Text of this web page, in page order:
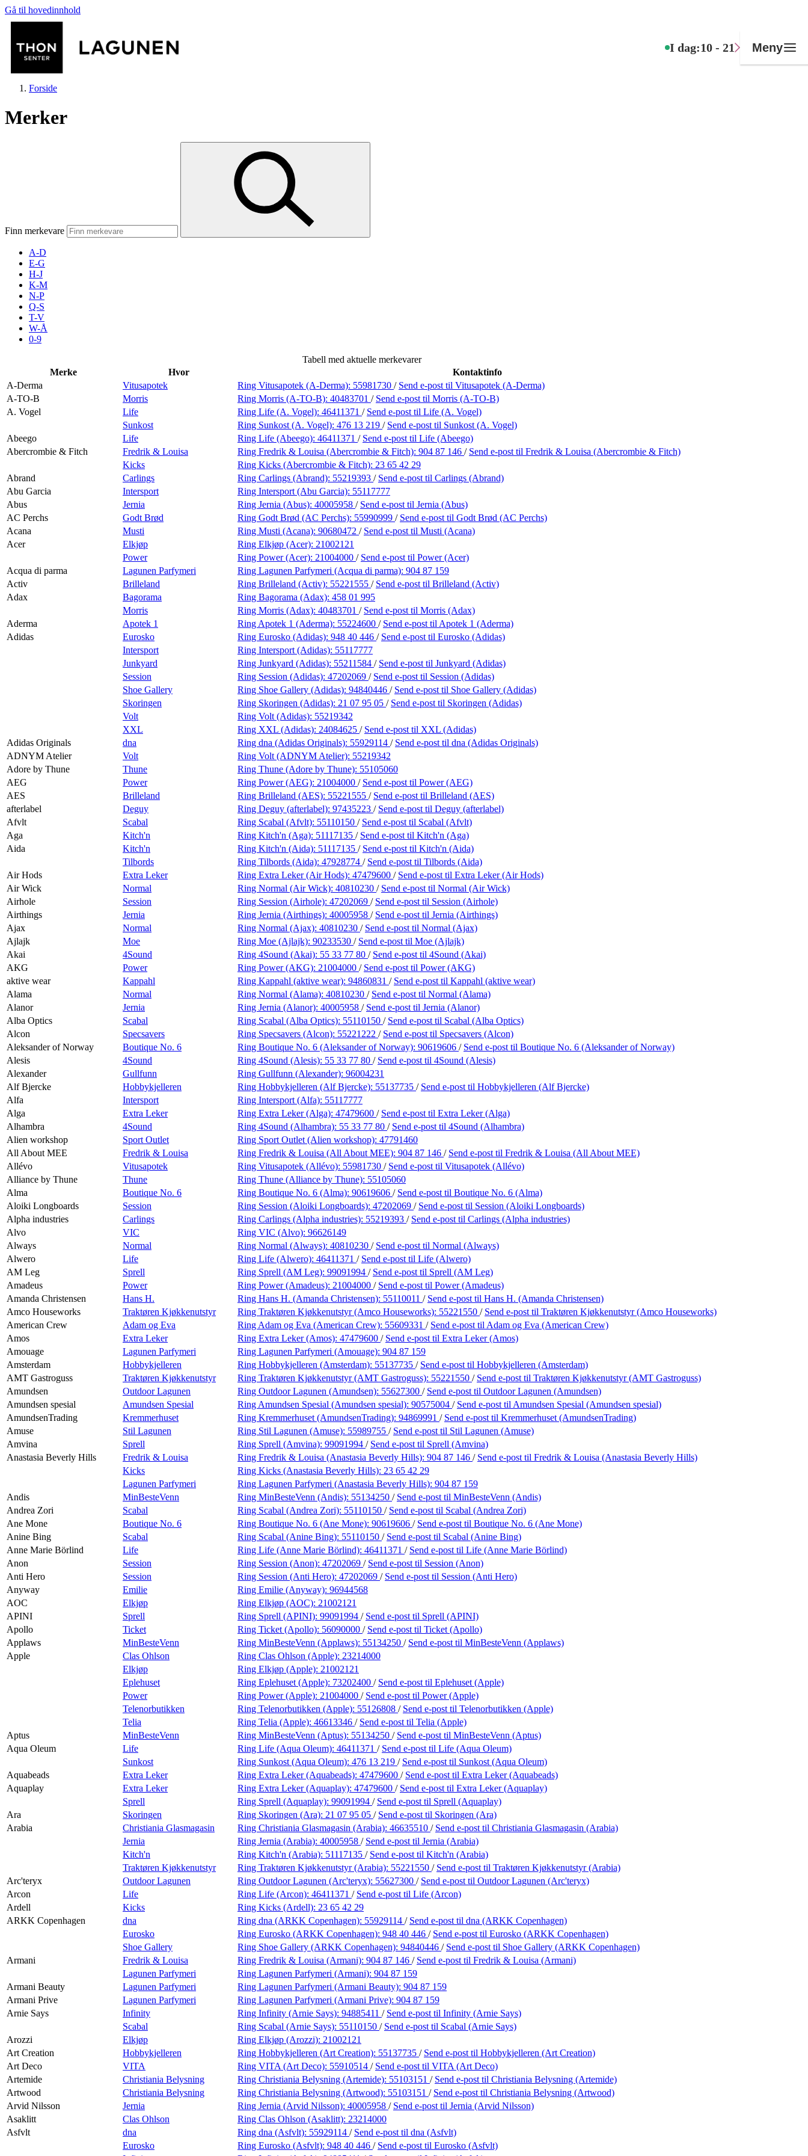
Gå til hovedinnhold
I dag:10 - 21 Meny
Mat og drikke
Inspirasjon
Praktisk informasjon
Ledige stillinger
Magasin
Personal Shopper
Forside
Merker
Finn merkevare
A-D
E-G
H-J
K-M
N-P
Q-S
T-V
W-Å
0-9
Tabell med aktuelle merkevarer
Merke
Hvor
Kontaktinfo
A-Derma
Vitusapotek Ring Vitusapotek (A-Derma): 55981730 / Send e-post til Vitusapotek (A-Derma)
A-TO-B
Morris Ring Morris (A-TO-B): 40483701 / Send e-post til Morris (A-TO-B)
A. Vogel
Life Ring Life (A. Vogel): 46411371 / Send e-post til Life (A. Vogel)
Sunkost
Ring Sunkost (A. Vogel): 476 13 219 / Send e-post til Sunkost (A. Vogel)
Abeego
Life Ring Life (Abeego): 46411371 / Send e-post til Life (Abeego)
Abercrombie & Fitch
Fredrik & Louisa Ring Fredrik & Louisa (Abercrombie & Fitch): 904 87 146 / Send e-post til Fredrik & Louisa (Abercrombie & Fitch)
Kicks
Ring Kicks (Abercrombie & Fitch): 23 65 42 29
Abrand
Carlings Ring Carlings (Abrand): 55219393 / Send e-post til Carlings (Abrand)
Abu Garcia
Intersport Ring Intersport (Abu Garcia): 55117777
Abus
Jernia Ring Jernia (Abus): 40005958 / Send e-post til Jernia (Abus)
AC Perchs
Godt Brød Ring Godt Brød (AC Perchs): 55990999 / Send e-post til Godt Brød (AC Perchs)
Acana
Musti Ring Musti (Acana): 90680472 / Send e-post til Musti (Acana)
Acer
Elkjøp Ring Elkjøp (Acer): 21002121
Power
Ring Power (Acer): 21004000 / Send e-post til Power (Acer)
Acqua di parma
Lagunen Parfymeri Ring Lagunen Parfymeri (Acqua di parma): 904 87 159
Activ
Brilleland Ring Brilleland (Activ): 55221555 / Send e-post til Brilleland (Activ)
Adax
Bagorama Ring Bagorama (Adax): 458 01 995
Morris
Ring Morris (Adax): 40483701 / Send e-post til Morris (Adax)
Aderma
Apotek 1 Ring Apotek 1 (Aderma): 55224600 / Send e-post til Apotek 1 (Aderma)
Adidas
Eurosko Ring Eurosko (Adidas): 948 40 446 / Send e-post til Eurosko (Adidas)
Intersport
Ring Intersport (Adidas): 55117777
Junkyard
Ring Junkyard (Adidas): 55211584 / Send e-post til Junkyard (Adidas)
Session
Ring Session (Adidas): 47202069 / Send e-post til Session (Adidas)
Shoe Gallery
Ring Shoe Gallery (Adidas): 94840446 / Send e-post til Shoe Gallery (Adidas)
Skoringen
Ring Skoringen (Adidas): 21 07 95 05 / Send e-post til Skoringen (Adidas)
Volt
Ring Volt (Adidas): 55219342
XXL
Ring XXL (Adidas): 24084625 / Send e-post til XXL (Adidas)
Adidas Originals
dna Ring dna (Adidas Originals): 55929114 / Send e-post til dna (Adidas Originals)
ADNYM Atelier
Volt Ring Volt (ADNYM Atelier): 55219342
Adore by Thune
Thune Ring Thune (Adore by Thune): 55105060
AEG
Power Ring Power (AEG): 21004000 / Send e-post til Power (AEG)
AES
Brilleland Ring Brilleland (AES): 55221555 / Send e-post til Brilleland (AES)
afterlabel
Deguy Ring Deguy (afterlabel): 97435223 / Send e-post til Deguy (afterlabel)
Afvlt
Scabal Ring Scabal (Afvlt): 55110150 / Send e-post til Scabal (Afvlt)
Aga
Kitch'n Ring Kitch'n (Aga): 51117135 / Send e-post til Kitch'n (Aga)
Aida
Kitch'n Ring Kitch'n (Aida): 51117135 / Send e-post til Kitch'n (Aida)
Tilbords
Ring Tilbords (Aida): 47928774 / Send e-post til Tilbords (Aida)
Air Hods
Extra Leker Ring Extra Leker (Air Hods): 47479600 / Send e-post til Extra Leker (Air Hods)
Air Wick
Normal Ring Normal (Air Wick): 40810230 / Send e-post til Normal (Air Wick)
Airhole
Session Ring Session (Airhole): 47202069 / Send e-post til Session (Airhole)
Airthings
Jernia Ring Jernia (Airthings): 40005958 / Send e-post til Jernia (Airthings)
Ajax
Normal Ring Normal (Ajax): 40810230 / Send e-post til Normal (Ajax)
Ajlajk
Moe Ring Moe (Ajlajk): 90233530 / Send e-post til Moe (Ajlajk)
Akai
4Sound Ring 4Sound (Akai): 55 33 77 80 / Send e-post til 4Sound (Akai)
AKG
Power Ring Power (AKG): 21004000 / Send e-post til Power (AKG)
aktive wear
Kappahl Ring Kappahl (aktive wear): 94860831 / Send e-post til Kappahl (aktive wear)
Alama
Normal Ring Normal (Alama): 40810230 / Send e-post til Normal (Alama)
Alanor
Jernia Ring Jernia (Alanor): 40005958 / Send e-post til Jernia (Alanor)
Alba Optics
Scabal Ring Scabal (Alba Optics): 55110150 / Send e-post til Scabal (Alba Optics)
Alcon
Specsavers Ring Specsavers (Alcon): 55221222 / Send e-post til Specsavers (Alcon)
Aleksander of Norway
Boutique No. 6 Ring Boutique No. 6 (Aleksander of Norway): 90619606 / Send e-post til Boutique No. 6 (Aleksander of Norway)
Alesis
4Sound Ring 4Sound (Alesis): 55 33 77 80 / Send e-post til 4Sound (Alesis)
Alexander
Gullfunn Ring Gullfunn (Alexander): 96004231
Alf Bjercke
Hobbykjelleren Ring Hobbykjelleren (Alf Bjercke): 55137735 / Send e-post til Hobbykjelleren (Alf Bjercke)
Alfa
Intersport Ring Intersport (Alfa): 55117777
Alga
Extra Leker Ring Extra Leker (Alga): 47479600 / Send e-post til Extra Leker (Alga)
Alhambra
4Sound Ring 4Sound (Alhambra): 55 33 77 80 / Send e-post til 4Sound (Alhambra)
Alien workshop
Sport Outlet Ring Sport Outlet (Alien workshop): 47791460
All About MEE
Fredrik & Louisa Ring Fredrik & Louisa (All About MEE): 904 87 146 / Send e-post til Fredrik & Louisa (All About MEE)
Allévo
Vitusapotek Ring Vitusapotek (Allévo): 55981730 / Send e-post til Vitusapotek (Allévo)
Alliance by Thune
Thune Ring Thune (Alliance by Thune): 55105060
Alma
Boutique No. 6 Ring Boutique No. 6 (Alma): 90619606 / Send e-post til Boutique No. 6 (Alma)
Aloiki Longboards
Session Ring Session (Aloiki Longboards): 47202069 / Send e-post til Session (Aloiki Longboards)
Alpha industries
Carlings Ring Carlings (Alpha industries): 55219393 / Send e-post til Carlings (Alpha industries)
Alvo
VIC Ring VIC (Alvo): 96626149
Always
Normal Ring Normal (Always): 40810230 / Send e-post til Normal (Always)
Alwero
Life Ring Life (Alwero): 46411371 / Send e-post til Life (Alwero)
AM Leg
Sprell Ring Sprell (AM Leg): 99091994 / Send e-post til Sprell (AM Leg)
Amadeus
Power Ring Power (Amadeus): 21004000 / Send e-post til Power (Amadeus)
Amanda Christensen
Hans H. Ring Hans H. (Amanda Christensen): 55110011 / Send e-post til Hans H. (Amanda Christensen)
Amco Houseworks
Traktøren Kjøkkenutstyr Ring Traktøren Kjøkkenutstyr (Amco Houseworks): 55221550 / Send e-post til Traktøren Kjøkkenutstyr (Amco Houseworks)
American Crew
Adam og Eva Ring Adam og Eva (American Crew): 55609331 / Send e-post til Adam og Eva (American Crew)
Amos
Extra Leker Ring Extra Leker (Amos): 47479600 / Send e-post til Extra Leker (Amos)
Amouage
Lagunen Parfymeri Ring Lagunen Parfymeri (Amouage): 904 87 159
Amsterdam
Hobbykjelleren Ring Hobbykjelleren (Amsterdam): 55137735 / Send e-post til Hobbykjelleren (Amsterdam)
AMT Gastroguss
Traktøren Kjøkkenutstyr Ring Traktøren Kjøkkenutstyr (AMT Gastroguss): 55221550 / Send e-post til Traktøren Kjøkkenutstyr (AMT Gastroguss)
Amundsen
Outdoor Lagunen Ring Outdoor Lagunen (Amundsen): 55627300 / Send e-post til Outdoor Lagunen (Amundsen)
Amundsen spesial
Amundsen Spesial Ring Amundsen Spesial (Amundsen spesial): 90575004 / Send e-post til Amundsen Spesial (Amundsen spesial)
AmundsenTrading
Kremmerhuset Ring Kremmerhuset (AmundsenTrading): 94869991 / Send e-post til Kremmerhuset (AmundsenTrading)
Amuse
Stil Lagunen Ring Stil Lagunen (Amuse): 55989755 / Send e-post til Stil Lagunen (Amuse)
Amvina
Sprell Ring Sprell (Amvina): 99091994 / Send e-post til Sprell (Amvina)
Anastasia Beverly Hills
Fredrik & Louisa Ring Fredrik & Louisa (Anastasia Beverly Hills): 904 87 146 / Send e-post til Fredrik & Louisa (Anastasia Beverly Hills)
Kicks
Ring Kicks (Anastasia Beverly Hills): 23 65 42 29
Lagunen Parfymeri
Ring Lagunen Parfymeri (Anastasia Beverly Hills): 904 87 159
Andis
MinBesteVenn Ring MinBesteVenn (Andis): 55134250 / Send e-post til MinBesteVenn (Andis)
Andrea Zori
Scabal Ring Scabal (Andrea Zori): 55110150 / Send e-post til Scabal (Andrea Zori)
Ane Mone
Boutique No. 6 Ring Boutique No. 6 (Ane Mone): 90619606 / Send e-post til Boutique No. 6 (Ane Mone)
Anine Bing
Scabal Ring Scabal (Anine Bing): 55110150 / Send e-post til Scabal (Anine Bing)
Anne Marie Börlind
Life Ring Life (Anne Marie Börlind): 46411371 / Send e-post til Life (Anne Marie Börlind)
Anon
Session Ring Session (Anon): 47202069 / Send e-post til Session (Anon)
Anti Hero
Session Ring Session (Anti Hero): 47202069 / Send e-post til Session (Anti Hero)
Anyway
Emilie Ring Emilie (Anyway): 96944568
AOC
Elkjøp Ring Elkjøp (AOC): 21002121
APINI
Sprell Ring Sprell (APINI): 99091994 / Send e-post til Sprell (APINI)
Apollo
Ticket Ring Ticket (Apollo): 56090000 / Send e-post til Ticket (Apollo)
Applaws
MinBesteVenn Ring MinBesteVenn (Applaws): 55134250 / Send e-post til MinBesteVenn (Applaws)
Apple
Clas Ohlson Ring Clas Ohlson (Apple): 23214000
Elkjøp
Ring Elkjøp (Apple): 21002121
Eplehuset
Ring Eplehuset (Apple): 73202400 / Send e-post til Eplehuset (Apple)
Power
Ring Power (Apple): 21004000 / Send e-post til Power (Apple)
Telenorbutikken
Ring Telenorbutikken (Apple): 55126808 / Send e-post til Telenorbutikken (Apple)
Telia
Ring Telia (Apple): 46613346 / Send e-post til Telia (Apple)
Aptus
MinBesteVenn Ring MinBesteVenn (Aptus): 55134250 / Send e-post til MinBesteVenn (Aptus)
Aqua Oleum
Life Ring Life (Aqua Oleum): 46411371 / Send e-post til Life (Aqua Oleum)
Sunkost
Ring Sunkost (Aqua Oleum): 476 13 219 / Send e-post til Sunkost (Aqua Oleum)
Aquabeads
Extra Leker Ring Extra Leker (Aquabeads): 47479600 / Send e-post til Extra Leker (Aquabeads)
Aquaplay
Extra Leker Ring Extra Leker (Aquaplay): 47479600 / Send e-post til Extra Leker (Aquaplay)
Sprell
Ring Sprell (Aquaplay): 99091994 / Send e-post til Sprell (Aquaplay)
Ara
Skoringen Ring Skoringen (Ara): 21 07 95 05 / Send e-post til Skoringen (Ara)
Arabia
Christiania Glasmagasin Ring Christiania Glasmagasin (Arabia): 46635510 / Send e-post til Christiania Glasmagasin (Arabia)
Jernia
Ring Jernia (Arabia): 40005958 / Send e-post til Jernia (Arabia)
Kitch'n
Ring Kitch'n (Arabia): 51117135 / Send e-post til Kitch'n (Arabia)
Traktøren Kjøkkenutstyr
Ring Traktøren Kjøkkenutstyr (Arabia): 55221550 / Send e-post til Traktøren Kjøkkenutstyr (Arabia)
Arc'teryx
Outdoor Lagunen Ring Outdoor Lagunen (Arc'teryx): 55627300 / Send e-post til Outdoor Lagunen (Arc'teryx)
Arcon
Life Ring Life (Arcon): 46411371 / Send e-post til Life (Arcon)
Ardell
Kicks Ring Kicks (Ardell): 23 65 42 29
ARKK Copenhagen
dna Ring dna (ARKK Copenhagen): 55929114 / Send e-post til dna (ARKK Copenhagen)
Eurosko
Ring Eurosko (ARKK Copenhagen): 948 40 446 / Send e-post til Eurosko (ARKK Copenhagen)
Shoe Gallery
Ring Shoe Gallery (ARKK Copenhagen): 94840446 / Send e-post til Shoe Gallery (ARKK Copenhagen)
Armani
Fredrik & Louisa Ring Fredrik & Louisa (Armani): 904 87 146 / Send e-post til Fredrik & Louisa (Armani)
Lagunen Parfymeri
Ring Lagunen Parfymeri (Armani): 904 87 159
Armani Beauty
Lagunen Parfymeri Ring Lagunen Parfymeri (Armani Beauty): 904 87 159
Armani Prive
Lagunen Parfymeri Ring Lagunen Parfymeri (Armani Prive): 904 87 159
Arnie Says
Infinity Ring Infinity (Arnie Says): 94885411 / Send e-post til Infinity (Arnie Says)
Scabal
Ring Scabal (Arnie Says): 55110150 / Send e-post til Scabal (Arnie Says)
Arozzi
Elkjøp Ring Elkjøp (Arozzi): 21002121
Art Creation
Hobbykjelleren Ring Hobbykjelleren (Art Creation): 55137735 / Send e-post til Hobbykjelleren (Art Creation)
Art Deco
VITA Ring VITA (Art Deco): 55910514 / Send e-post til VITA (Art Deco)
Artemide
Christiania Belysning Ring Christiania Belysning (Artemide): 55103151 / Send e-post til Christiania Belysning (Artemide)
Artwood
Christiania Belysning Ring Christiania Belysning (Artwood): 55103151 / Send e-post til Christiania Belysning (Artwood)
Arvid Nilsson
Jernia Ring Jernia (Arvid Nilsson): 40005958 / Send e-post til Jernia (Arvid Nilsson)
Asaklitt
Clas Ohlson Ring Clas Ohlson (Asaklitt): 23214000
Asfvlt
dna Ring dna (Asfvlt): 55929114 / Send e-post til dna (Asfvlt)
Eurosko
Ring Eurosko (Asfvlt): 948 40 446 / Send e-post til Eurosko (Asfvlt)